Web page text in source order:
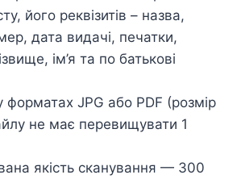
його реквізитів – назва,
дата видачі, печатки,
ім’я та по батькові
форматах JPG або PDF (розмір
не має перевищувати 1
якість сканування — 300